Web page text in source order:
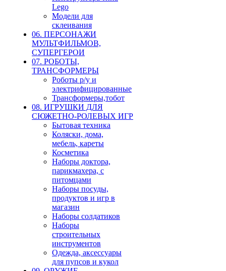
Lego
Модели для
склеивания
06. ПЕРСОНАЖИ
МУЛЬТФИЛЬМОВ,
СУПЕРГЕРОИ
07. РОБОТЫ,
ТРАНСФОРМЕРЫ
Роботы р/у и
электрифицированные
Трансформеры,тобот
08. ИГРУШКИ ДЛЯ
СЮЖЕТНО-РОЛЕВЫХ ИГР
Бытовая техника
Коляски, дома,
мебель, кареты
Косметика
Наборы доктора,
парикмахера, с
питомцами
Наборы посуды,
продуктов и игр в
магазин
Наборы солдатиков
Наборы
строительных
инструментов
Одежда, аксессуары
для пупсов и кукол